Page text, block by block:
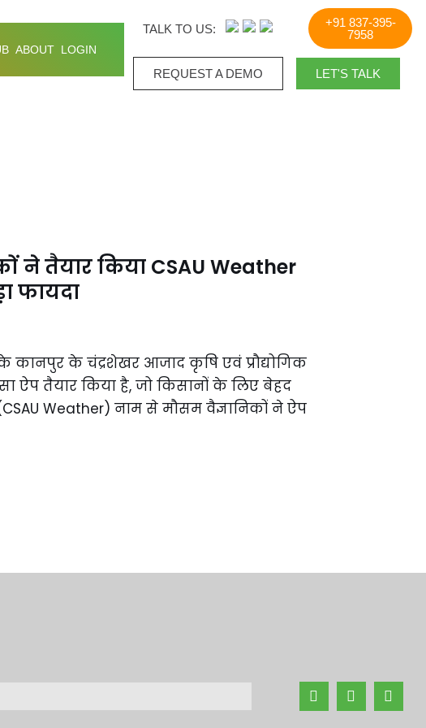
ABOUT LOGIN
TALK TO US:
+91 837-395-
7958
REQUEST A DEMO​ LET'S TALK
ने तैयार किया CSAU Weather
फायदा
कानपुर के चंद्रशेखर आजाद कृषि एवं प्रौद्योगिक
ऐप तैयार किया है, जो किसानों के लिए बेहद
Weather) नाम से मौसम वैज्ञानिकों ने ऐप